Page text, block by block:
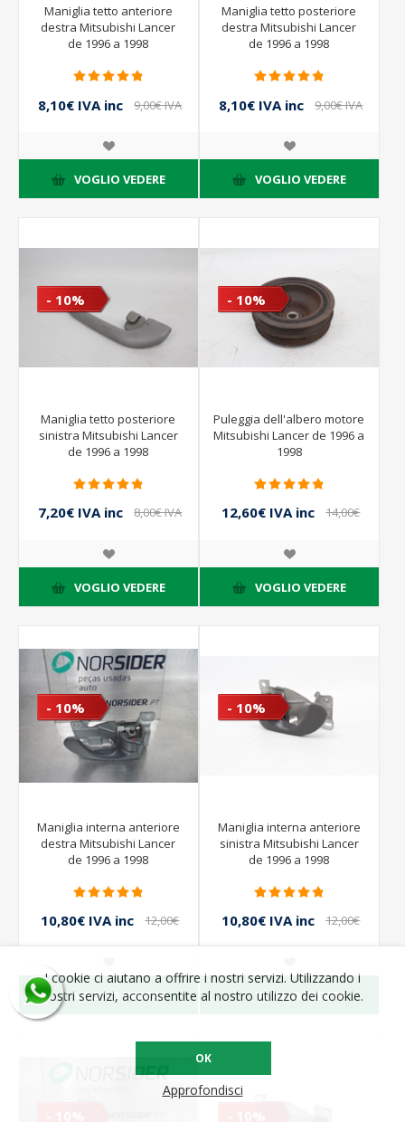
Maniglia tetto anteriore
destra Mitsubishi Lancer
de 1996 a 1998
8,10€ IVA inc
9,00€ IVA
VOGLIO VEDERE
Maniglia tetto posteriore
destra Mitsubishi Lancer
de 1996 a 1998
8,10€ IVA inc
9,00€ IVA
VOGLIO VEDERE
- 10%
Maniglia tetto posteriore
sinistra Mitsubishi Lancer
de 1996 a 1998
7,20€ IVA inc
8,00€ IVA
VOGLIO VEDERE
- 10%
Puleggia dell'albero motore
Mitsubishi Lancer de 1996 a
1998
12,60€ IVA inc
14,00€
VOGLIO VEDERE
- 10%
Maniglia interna anteriore
destra Mitsubishi Lancer
de 1996 a 1998
10,80€ IVA inc
12,00€
VOGLIO VEDERE
- 10%
Maniglia interna anteriore
sinistra Mitsubishi Lancer
de 1996 a 1998
10,80€ IVA inc
12,00€
VOGLIO VEDERE
I cookie ci aiutano a offrire i nostri servizi. Utilizzando i
nostri servizi, acconsentite al nostro utilizzo dei cookie.
OK
Approfondisci